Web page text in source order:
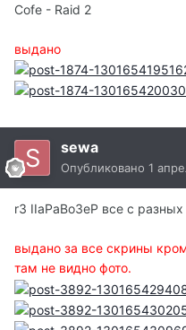
Cofe - Raid 2
выдано
sewa
Опубликовано 1
r3 IIaPaBo3eP все с разных
выдано за все скрины
там не видно фото.